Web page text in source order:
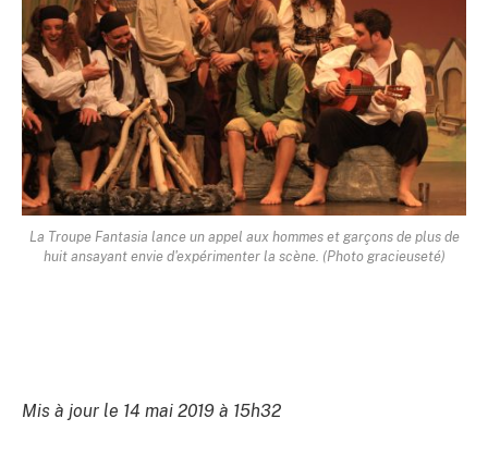
La Troupe Fantasia lance un appel aux hommes et garçons de plus de
huit ansayant envie d'expérimenter la scène. (Photo gracieuseté)
Mis à jour le 14 mai 2019 à 15h32